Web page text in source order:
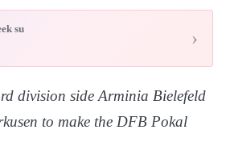
su ›
division side Arminia Bielefeld
to make the DFB Pokal